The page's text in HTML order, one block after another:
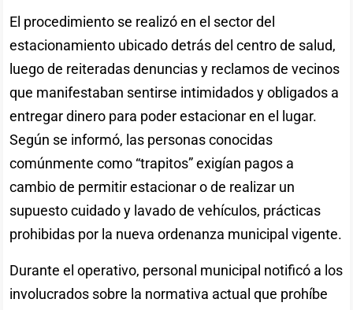
El procedimiento se realizó en el sector del
estacionamiento ubicado detrás del centro de salud,
luego de reiteradas denuncias y reclamos de vecinos
que manifestaban sentirse intimidados y obligados a
entregar dinero para poder estacionar en el lugar.
Según se informó, las personas conocidas
comúnmente como “trapitos” exigían pagos a
cambio de permitir estacionar o de realizar un
supuesto cuidado y lavado de vehículos, prácticas
prohibidas por la nueva ordenanza municipal vigente.
Durante el operativo, personal municipal notificó a los
involucrados sobre la normativa actual que prohíbe